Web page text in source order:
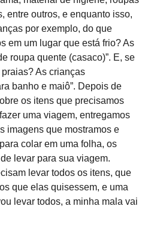
entre outros, e enquanto isso,
por exemplo, do que
em um lugar que está frio? As
roupa quente (casaco)”. E, se
As crianças
banho e maiô”. Depois de
os itens que precisamos
uma viagem, entregamos
imagens que mostramos e
colar em uma folha, os
levar para sua viagem.
levar todos os itens, que
que elas quisessem, e uma
levar todos, a minha mala vai